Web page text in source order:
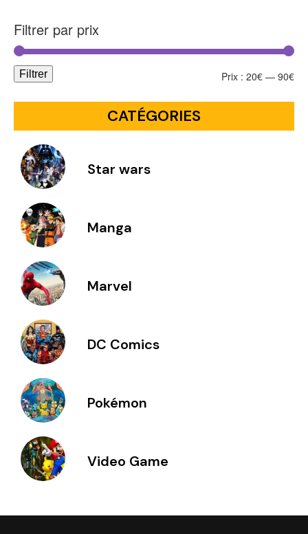
Filtrer par prix
Filtrer Prix : 20€ — 90€
CATÉGORIES
Star wars
Manga
Marvel
DC Comics
Pokémon
Video Game